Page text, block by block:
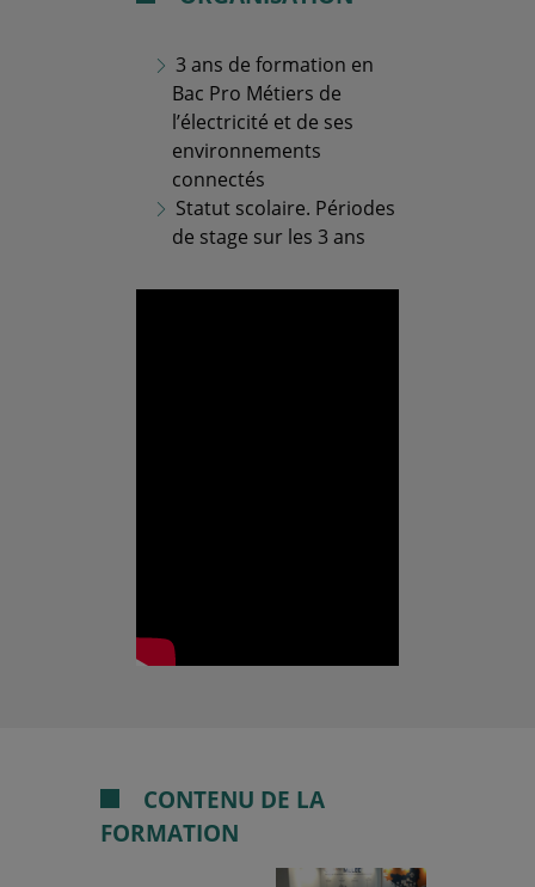
3 ans de formation en
Bac Pro Métiers de
l’électricité et de ses
environnements
connectés
Statut scolaire. Périodes
de stage sur les 3 ans
CONTENU DE LA
FORMATION